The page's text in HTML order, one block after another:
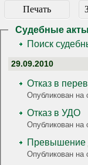
Печать
Судебные
Поиск
29.09.2010
Отказ в
Опубликован
Отказ в УДО
Опубликован
Превышение
Опубликован